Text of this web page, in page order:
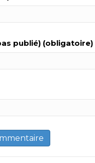
publié) (obligatoire)